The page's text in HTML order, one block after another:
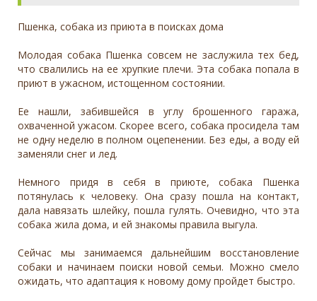
Пшенка, собака из приюта в поисках дома
Молодая собака Пшенка совсем не заслужила тех бед,
что свалились на ее хрупкие плечи. Эта собака попала в
приют в ужасном, истощенном состоянии.
Ее нашли, забившейся в углу брошенного гаража,
охваченной ужасом. Скорее всего, собака просидела там
не одну неделю в полном оцепенении. Без еды, а воду ей
заменяли снег и лед.
Немного придя в себя в приюте, собака Пшенка
потянулась к человеку. Она сразу пошла на контакт,
дала навязать шлейку, пошла гулять. Очевидно, что эта
собака жила дома, и ей знакомы правила выгула.
Сейчас мы занимаемся дальнейшим восстановление
собаки и начинаем поиски новой семьи. Можно смело
ожидать, что адаптация к новому дому пройдет быстро.